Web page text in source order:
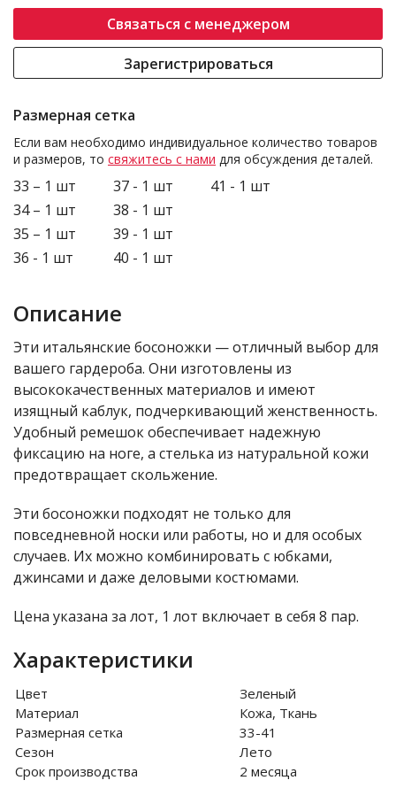
Связаться с менеджером
Зарегистрироваться
Размерная сетка
Если вам необходимо индивидуальное количество товаров
и размеров, то свяжитесь с нами для обсуждения деталей.
33 – 1 шт
34 – 1 шт
35 – 1 шт
36 - 1 шт
37 - 1 шт
38 - 1 шт
39 - 1 шт
40 - 1 шт
41 - 1 шт
Описание
Эти итальянские босоножки — отличный выбор для
вашего гардероба. Они изготовлены из
высококачественных материалов и имеют
изящный каблук, подчеркивающий женственность.
Удобный ремешок обеспечивает надежную
фиксацию на ноге, а стелька из натуральной кожи
предотвращает скольжение.
Эти босоножки подходят не только для
повседневной носки или работы, но и для особых
случаев. Их можно комбинировать с юбками,
джинсами и даже деловыми костюмами.
Цена указана за лот, 1 лот включает в себя 8 пар.
Характеристики
Цвет
Зеленый
Материал
Кожа, Ткань
Размерная сетка
33-41
Сезон
Лето
Срок производства
2 месяца